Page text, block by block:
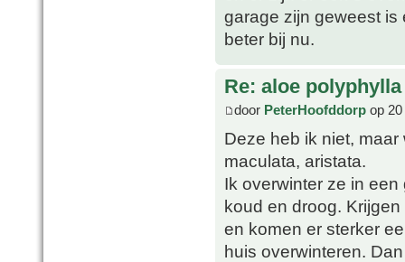
garage zijn geweest
beter bij nu.
Re: aloe polyphylla
door PeterHoofddorp op
Deze heb ik niet,
maculata, aristata.
Ik overwinter ze in
koud en droog.
en komen er sterker
huis overwinteren.